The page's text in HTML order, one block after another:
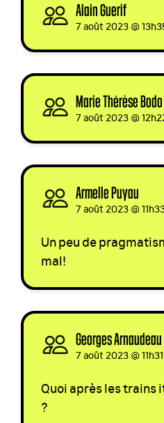
Alain Guerif
7 août 2023 @
Marie Thérèse Bodo
7 août 2023 @
Armelle Puyau
7 août 2023 @
Un peu de
mal!
Georges Arnaudeau
7 août 2023 @ 11h31
Quoi après les trains
?